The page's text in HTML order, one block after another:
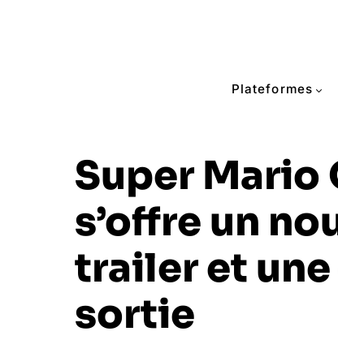
Plateformes
Super Mario
s’offre un
trailer et
sortie